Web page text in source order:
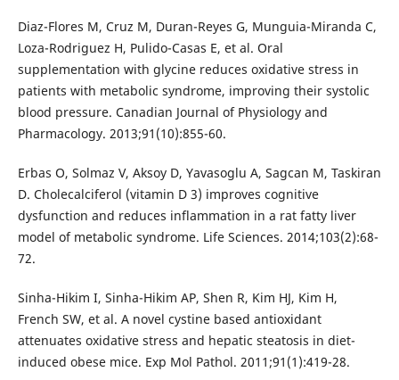
Diaz-Flores M, Cruz M, Duran-Reyes G, Munguia-Miranda C,
Loza-Rodriguez H, Pulido-Casas E, et al. Oral
supplementation with glycine reduces oxidative stress in
patients with metabolic syndrome, improving their systolic
blood pressure. Canadian Journal of Physiology and
Pharmacology. 2013;91(10):855-60.
Erbas O, Solmaz V, Aksoy D, Yavasoglu A, Sagcan M, Taskiran
D. Cholecalciferol (vitamin D 3) improves cognitive
dysfunction and reduces inflammation in a rat fatty liver
model of metabolic syndrome. Life Sciences. 2014;103(2):68-
72.
Sinha-Hikim I, Sinha-Hikim AP, Shen R, Kim HJ, Kim H,
French SW, et al. A novel cystine based antioxidant
attenuates oxidative stress and hepatic steatosis in diet-
induced obese mice. Exp Mol Pathol. 2011;91(1):419-28.